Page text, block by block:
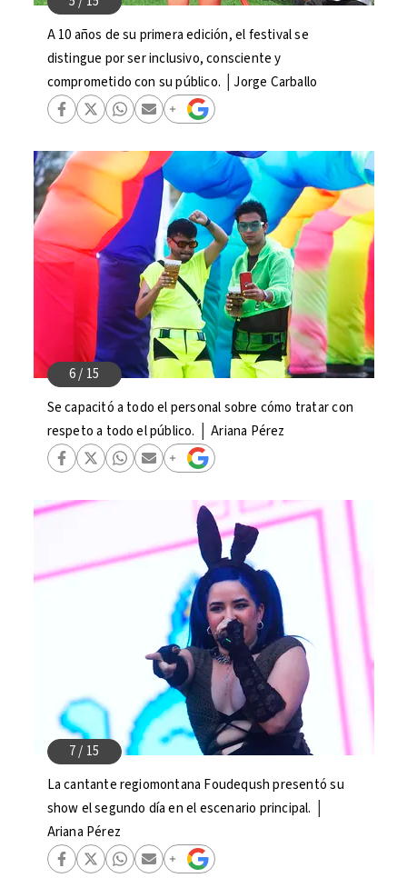
A 10 años de su primera edición, el festival se
distingue por ser inclusivo, consciente y
comprometido con su público. │Jorge Carballo
Se capacitó a todo el personal sobre cómo tratar con
respeto a todo el público. │ Ariana Pérez
La cantante regiomontana Foudeqush presentó su
show el segundo día en el escenario principal. │
Ariana Pérez